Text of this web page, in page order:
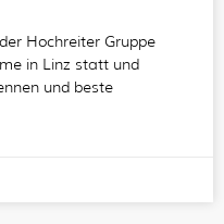
Hochreiter Gruppe
in Linz statt und
und beste